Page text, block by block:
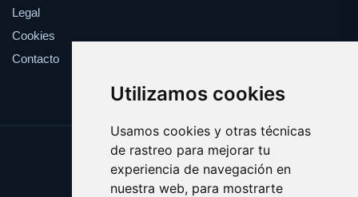
Utilizamos cookies
Usamos cookies y otras técnicas
de rastreo para mejorar tu
experiencia de navegación en
nuestra web, para mostrarte
Legal
Cookies
Contacto
Update cookies preferences
Copyright © 2025 piquete.es